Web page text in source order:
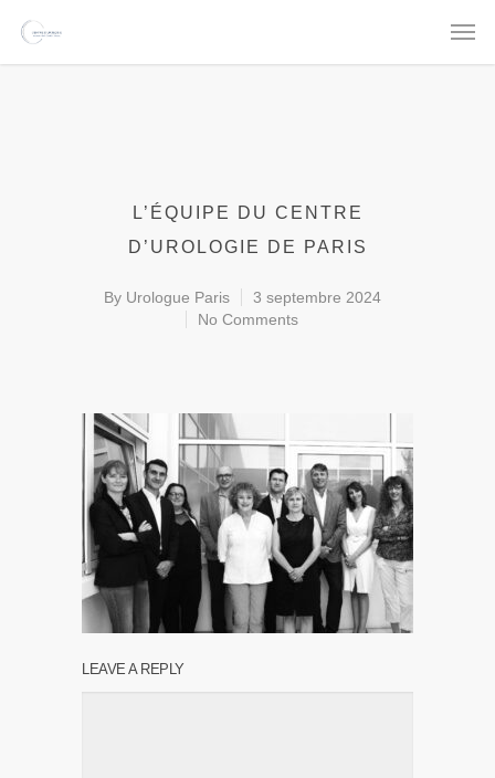
L’ÉQUIPE DU CENTRE
D’UROLOGIE DE PARIS
By Urologue Paris
3 septembre 2024
No Comments
LEAVE A REPLY